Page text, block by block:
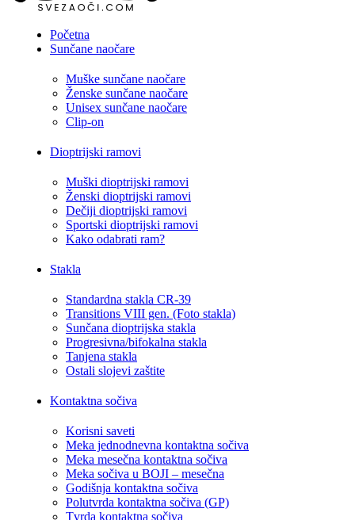
Početna
Sunčane naočare
Muške sunčane naočare
Ženske sunčane naočare
Unisex sunčane naočare
Clip-on
Dioptrijski ramovi
Muški dioptrijski ramovi
Ženski dioptrijski ramovi
Dečiji dioptrijski ramovi
Sportski dioptrijski ramovi
Kako odabrati ram?
Stakla
Standardna stakla CR-39
Transitions VIII gen. (Foto stakla)
Sunčana dioptrijska stakla
Progresivna/bifokalna stakla
Tanjena stakla
Ostali slojevi zaštite
Kontaktna sočiva
Korisni saveti
Meka jednodnevna kontaktna sočiva
Meka mesečna kontaktna sočiva
Meka sočiva u BOJI – mesečna
Godišnja kontaktna sočiva
Polutvrda kontaktna sočiva (GP)
Tvrda kontaktna sočiva